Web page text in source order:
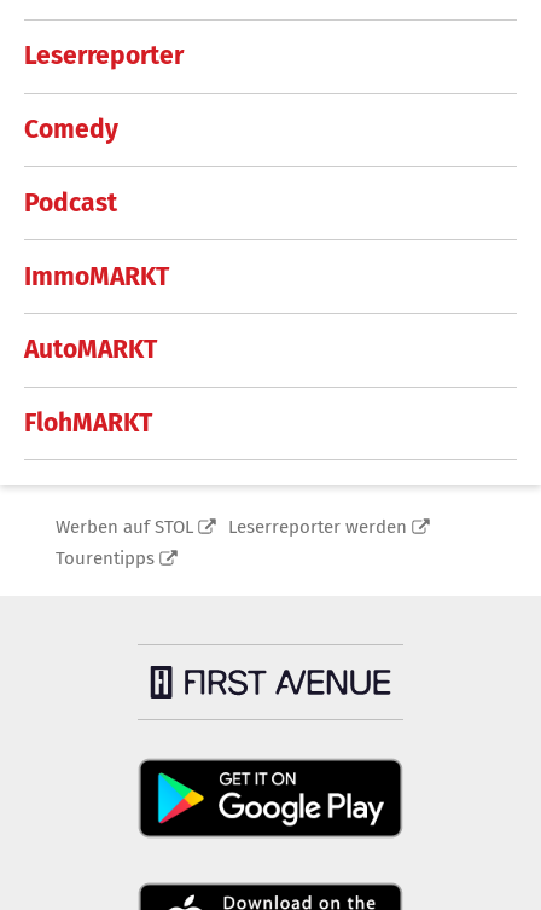
Leserreporter
Comedy
Podcast
ImmoMARKT
AutoMARKT
FlohMARKT
Werben auf STOL
Leserreporter werden
Tourentipps